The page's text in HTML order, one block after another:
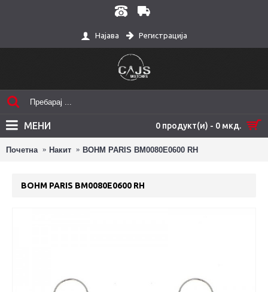
Најава Регистрација
0 продукт(и) - 0 мкд.
МЕНИ
Почетна Накит BOHM PARIS BM0080E0600 RH
BOHM PARIS BM0080E0600 RH